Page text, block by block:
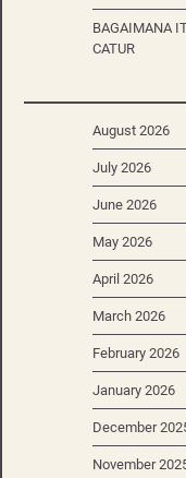
BAGAIMANA
CATUR
August 2026
July 2026
June 2026
May 2026
April 2026
March 2026
February 2026
January 2026
December
November